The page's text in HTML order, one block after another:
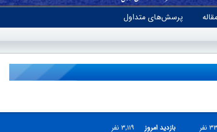
پرسش‌های متداول
بازدید امروز
۳,۱۱۹ نفر